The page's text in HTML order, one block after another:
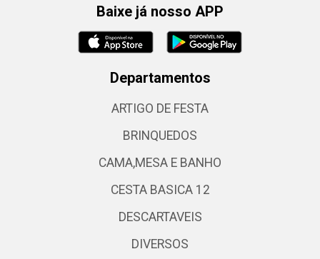
Baixe já nosso APP
Departamentos
ARTIGO DE FESTA
BRINQUEDOS
CAMA,MESA E BANHO
CESTA BASICA 12
DESCARTAVEIS
DIVERSOS